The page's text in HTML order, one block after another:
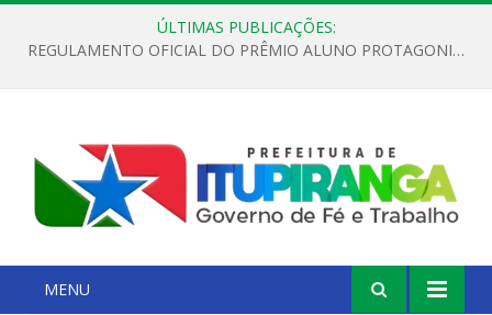
ÚLTIMAS PUBLICAÇÕES:
REGULAMENTO OFICIAL DO PRÊMIO ALUNO PROTAGONISTA – EDIÇÃO 2026
MENU